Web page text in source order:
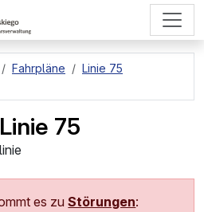
Fahrpläne
Linie 75
75
es zuStörungen: